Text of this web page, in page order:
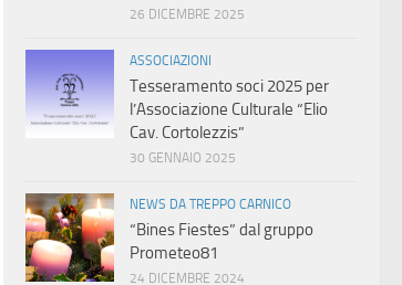
26 DICEMBRE 2025
ASSOCIAZIONI
Tesseramento soci 2025 per
l’Associazione Culturale “Elio
Cav. Cortolezzis”
30 GENNAIO 2025
NEWS DA TREPPO CARNICO
“Bines Fiestes” dal gruppo
Prometeo81
24 DICEMBRE 2024